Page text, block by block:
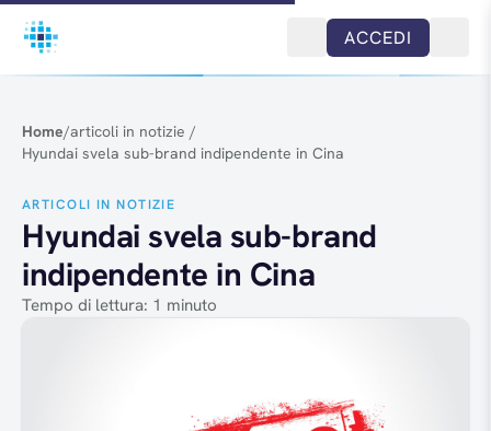
Salta al contenuto
ACCEDI
Home/articoli in notizie /
Hyundai svela sub-brand indipendente in Cina
ARTICOLI IN NOTIZIE
Hyundai svela sub-brand
indipendente in Cina
Tempo di lettura: 1 minuto